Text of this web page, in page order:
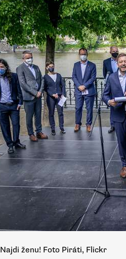
Najdi ženu! Foto Piráti, Flickr